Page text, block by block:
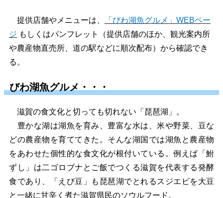
提供店舗やメニューは、
「びわ湖魚グルメ」WEBペー
ジ もしくはパンフレット（提供店舗のほか、観光案内所
や農産物直売所、道の駅などに順次配布）から確認でき
る。
びわ湖魚グルメ・・・
滋賀の食文化と切っても切れない「琵琶湖」。
豊かな湖は湖魚を育み、豊富な水は、米や野菜、豆な
どの農産物を育ててきた。そんな湖国では湖魚と農産物
をあわせた個性的な食文化が根付いている。例えば「鮒
ずし」は二ゴロブナとご飯でつくる滋賀を代表する発酵
食であり、「えび豆」も琵琶湖でとれるスジエビを大豆
と一緒に甘辛く煮た滋賀県民のソウルフード。